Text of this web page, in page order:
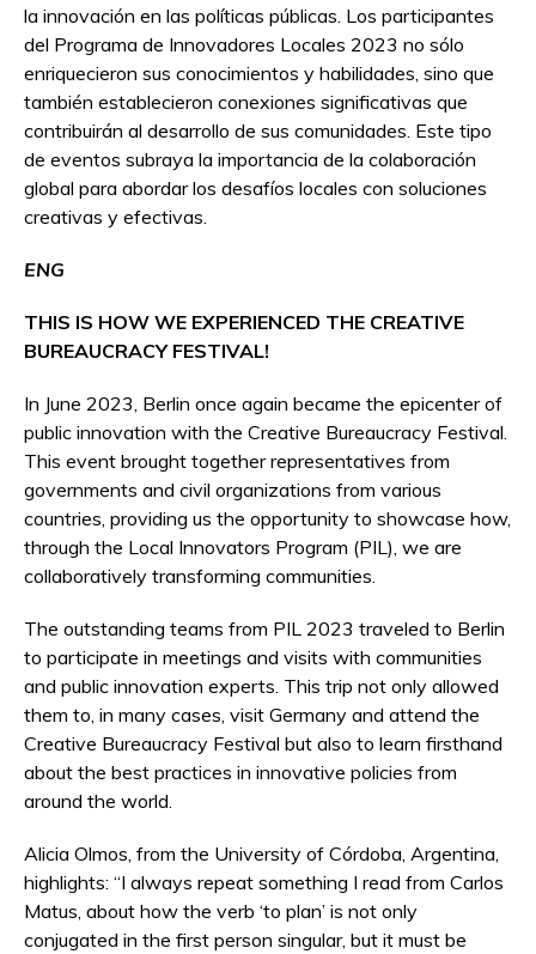
la innovación en las políticas públicas. Los participantes
del Programa de Innovadores Locales 2023 no sólo
enriquecieron sus conocimientos y habilidades, sino que
también establecieron conexiones significativas que
contribuirán al desarrollo de sus comunidades. Este tipo
de eventos subraya la importancia de la colaboración
global para abordar los desafíos locales con soluciones
creativas y efectivas.
ENG
THIS IS HOW WE EXPERIENCED THE CREATIVE
BUREAUCRACY FESTIVAL!
In June 2023, Berlin once again became the epicenter of
public innovation with the Creative Bureaucracy Festival.
This event brought together representatives from
governments and civil organizations from various
countries, providing us the opportunity to showcase how,
through the Local Innovators Program (PIL), we are
collaboratively transforming communities.
The outstanding teams from PIL 2023 traveled to Berlin
to participate in meetings and visits with communities
and public innovation experts. This trip not only allowed
them to, in many cases, visit Germany and attend the
Creative Bureaucracy Festival but also to learn firsthand
about the best practices in innovative policies from
around the world.
Alicia Olmos, from the University of Córdoba, Argentina,
highlights: “I always repeat something I read from Carlos
Matus, about how the verb ‘to plan’ is not only
conjugated in the first person singular, but it must be